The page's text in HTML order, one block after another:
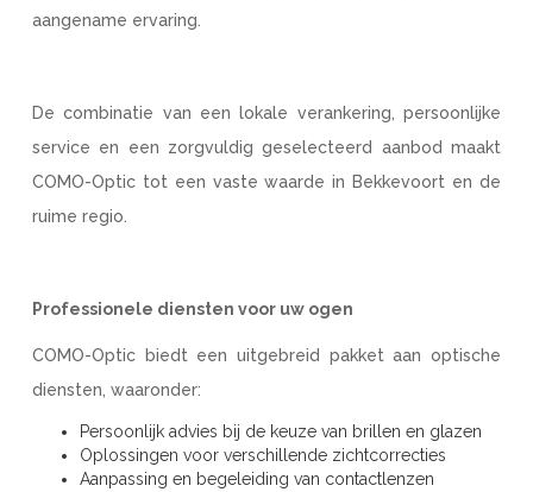
aangename ervaring.
De combinatie van een lokale verankering, persoonlijke
service en een zorgvuldig geselecteerd aanbod maakt
COMO-Optic tot een vaste waarde in Bekkevoort en de
ruime regio.
Professionele diensten voor uw ogen
COMO-Optic biedt een uitgebreid pakket aan optische
diensten, waaronder:
Persoonlijk advies bij de keuze van brillen en glazen
Oplossingen voor verschillende zichtcorrecties
Aanpassing en begeleiding van contactlenzen